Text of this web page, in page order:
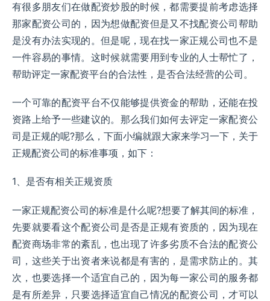
有很多朋友们在做配资炒股的时候，都需要提前考虑选择
那家配资公司的，因为想做配资但是又不找配资公司帮助
是没有办法实现的。但是呢，现在找一家正规公司也不是
一件容易的事情。这时候就需要用到专业的人士帮忙了，
帮助评定一家配资平台的合法性，是否合法经营的公司。
一个可靠的配资平台不仅能够提供资金的帮助，还能在投
资路上给予一些建议的。那么我们如何去评定一家配资公
司是正规的呢?那么，下面小编就跟大家来学习一下，关于
正规配资公司的标准事项，如下：
1、是否有相关正规资质
一家正规配资公司的标准是什么呢?想要了解其间的标准，
先要就要看这个配资公司是否是正规有资质的，因为现在
配资商场非常的紊乱，也出现了许多劣质不合法的配资公
司，这些关于出资者来说都是有害的，是需求防止的。其
次，也要选择一个适宜自己的，因为每一家公司的服务都
是有所差异，只要选择适宜自己情况的配资公司，才可以